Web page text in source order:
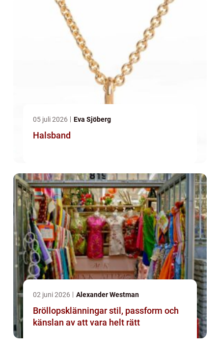
05 juli 2026 Eva Sjöberg
Halsband
02 juni 2026 Alexander Westman
Bröllopsklänningar stil, passform och
känslan av att vara helt rätt